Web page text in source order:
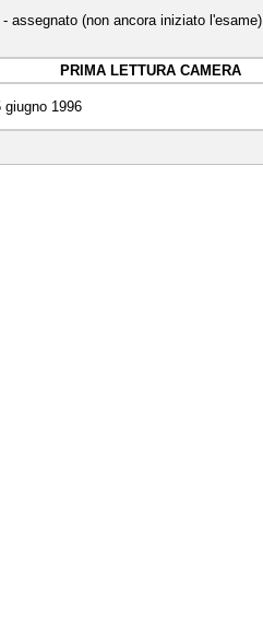
assegnato (non ancora iniziato l'esame)
PRIMA LETTURA CAMERA
1996